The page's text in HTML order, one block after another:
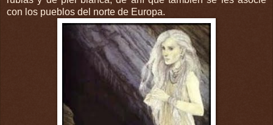
con los pueblos del norte de Europa.